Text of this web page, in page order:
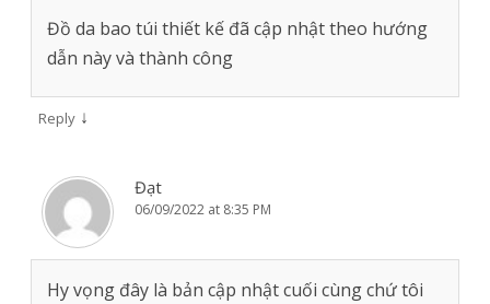
Đồ da bao túi thiết kế đã cập nhật theo hướng
dẫn này và thành công
Reply ↓
Đạt
06/09/2022 at 8:35 PM
Hy vọng đây là bản cập nhật cuối cùng chứ tôi